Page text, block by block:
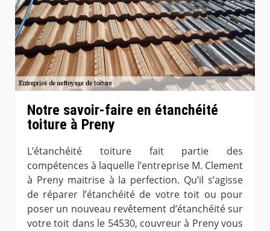
Notre savoir-faire en étanchéité
toiture à Preny
L’étanchéité toiture fait partie des
compétences à laquelle l’entreprise M. Clement
à Preny maitrise à la perfection. Qu’il s’agisse
de réparer l’étanchéité de votre toit ou pour
poser un nouveau revêtement d’étanchéité sur
votre toit dans le 54530, couvreur à Preny vous